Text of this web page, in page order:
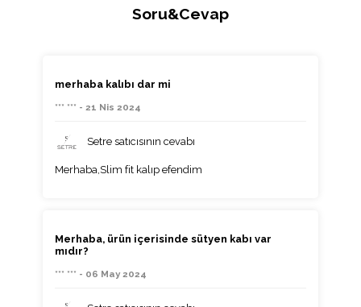
Soru&Cevap
merhaba kalıbı dar mi
*** *** - 21 Nis 2024
Setre satıcısının cevabı
Merhaba,Slim fit kalıp efendim
Merhaba, ürün içerisinde sütyen kabı var
mıdır?
*** *** - 06 May 2024